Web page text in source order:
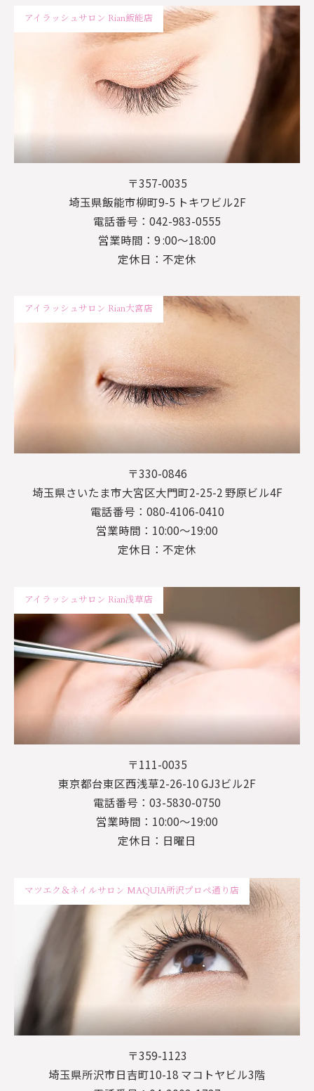
アイラッシュサロン Rian飯能店
〒357-0035
埼玉県飯能市柳町9-5 トキワビル2F
電話番号：042-983-0555
営業時間：9 :00～18:00
定休日：不定休
アイラッシュサロン Rian大宮店
〒330-0846
埼玉県さいたま市大宮区大門町2-25-2 野原ビル4F
電話番号：080-4106-0410
営業時間：10:00～19:00
定休日：不定休
アイラッシュサロン Rian浅草店
〒111-0035
東京都台東区西浅草2-26-10 GJ3ビル2F
電話番号：03-5830-0750
営業時間：10:00～19:00
定休日：日曜日
マツエク＆ネイルサロン MAQUIA所沢プロペ通り店
〒359-1123
埼玉県所沢市日吉町10-18 マコトヤビル3階